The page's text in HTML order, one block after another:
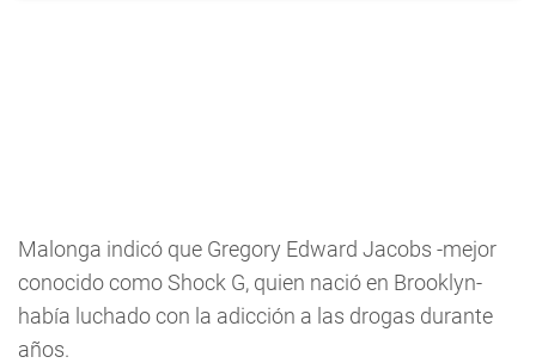
Malonga indicó que Gregory Edward Jacobs -mejor
conocido como Shock G, quien nació en Brooklyn-
había luchado con la adicción a las drogas durante
años.